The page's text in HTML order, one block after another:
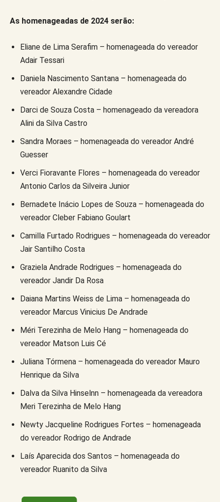
As homenageadas de 2024 serão:
Eliane de Lima Serafim – homenageada do vereador
Adair Tessari
Daniela Nascimento Santana – homenageada do
vereador Alexandre Cidade
Darci de Souza Costa – homenageado da vereadora
Alini da Silva Castro
Sandra Moraes – homenageada do vereador André
Guesser
Verci Fioravante Flores – homenageada do vereador
Antonio Carlos da Silveira Junior
Bernadete Inácio Lopes de Souza – homenageada do
vereador Cleber Fabiano Goulart
Camilla Furtado Rodrigues – homenageada do vereador
Jair Santilho Costa
Graziela Andrade Rodrigues – homenageada do
vereador Jandir Da Rosa
Daiana Martins Weiss de Lima – homenageada do
vereador Marcus Vinicius De Andrade
Méri Terezinha de Melo Hang – homenageada do
vereador Matson Luis Cé
Juliana Tórmena – homenageada do vereador Mauro
Henrique da Silva
Dalva da Silva Hinselnn – homenageada da vereadora
Meri Terezinha de Melo Hang
Newty Jacqueline Rodrigues Fortes – homenageada
do vereador Rodrigo de Andrade
Laís Aparecida dos Santos – homenageada do
vereador Ruanito da Silva